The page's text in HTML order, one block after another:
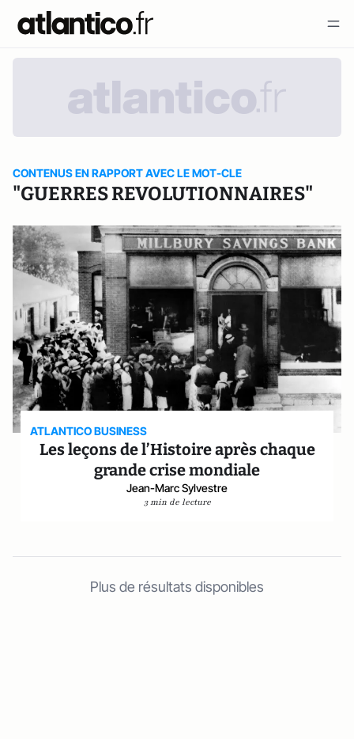
CONTENUS EN RAPPORT AVEC LE MOT-CLE
"GUERRES REVOLUTIONNAIRES"
ATLANTICO BUSINESS
Les leçons de l’Histoire après chaque
grande crise mondiale
Jean-Marc Sylvestre
3 min de lecture
Plus de résultats disponibles